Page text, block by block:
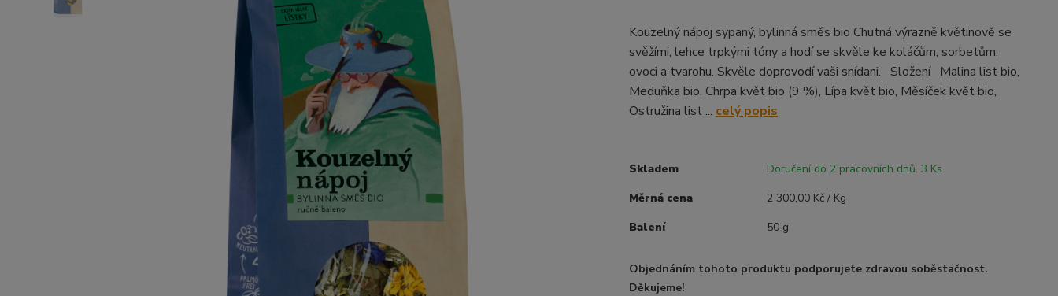
Kouzelný nápoj sypaný, bylinná směs bio Chutná výrazně květinově se
svěžími, lehce trpkými tóny a hodí se skvěle ke koláčům, sorbetům,
ovoci a tvarohu. Skvěle doprovodí vaši snídani. Složení Malina list bio,
Meduňka bio, Chrpa květ bio (9 %), Lípa květ bio, Měsíček květ bio,
Ostružina list ... celý popis
Skladem
Doručení do 2 pracovních dnů. 3 Ks
Měrná cena
2 300,00 Kč / Kg
Balení
50 g
Objednáním tohoto produktu podporujete zdravou soběstačnost.
Děkujeme!